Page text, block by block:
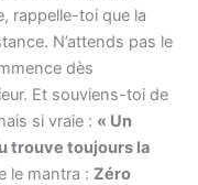
rappelle-toi que la
N’attends pas le
dès
Et souviens-toi de
si vraie : « Un
trouve toujours la
le mantra : Zéro